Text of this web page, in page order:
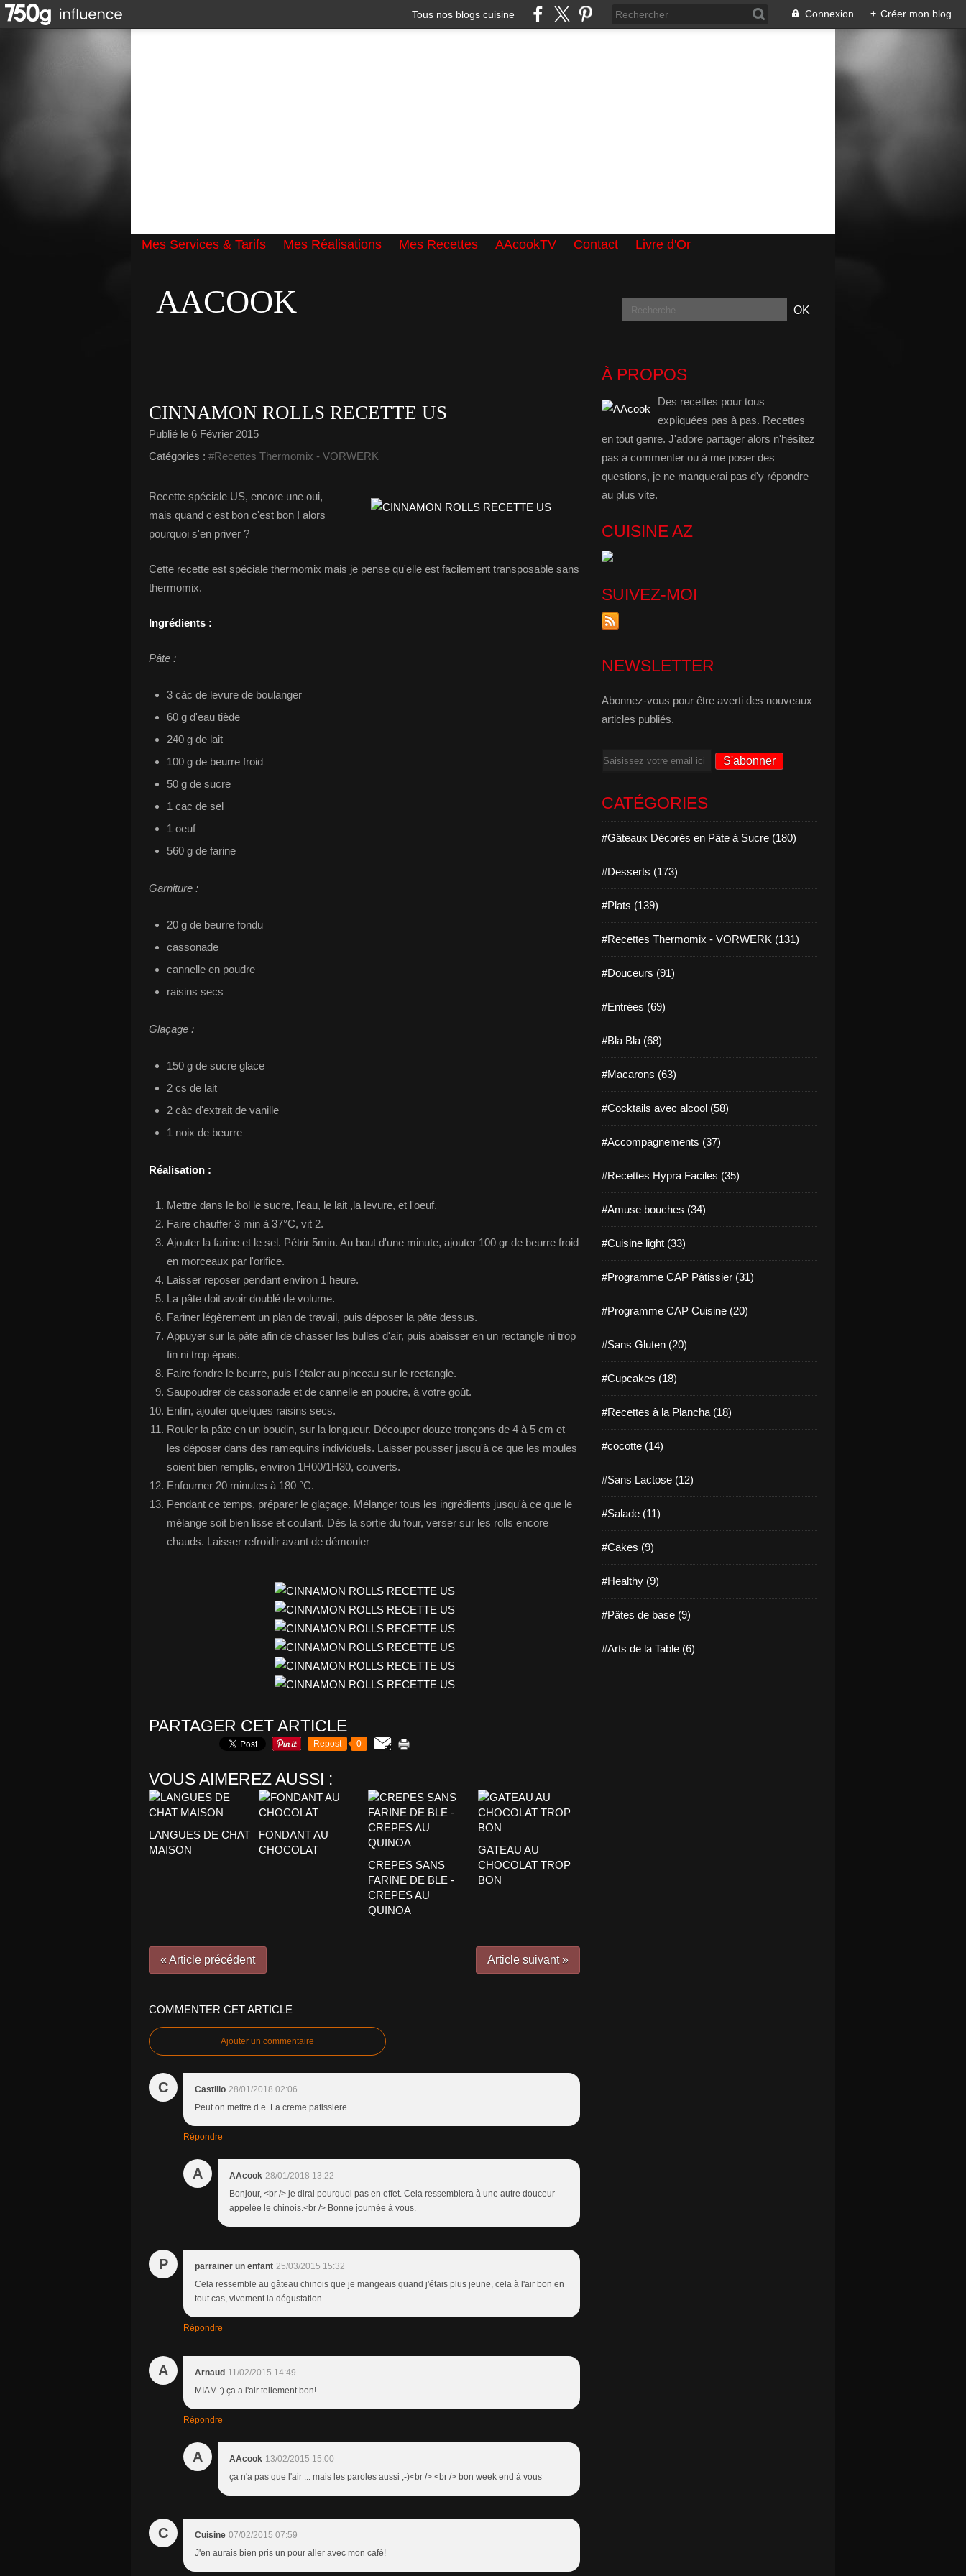
Tous nos blogs cuisine Connexion + Créer mon blog
Mes Services & Tarifs Mes Réalisations Mes Recettes AAcookTV Contact
Livre d'Or
AACOOK
CINNAMON ROLLS RECETTE US
Publié le 6 Février 2015
Catégories : #Recettes Thermomix - VORWERK
Recette spéciale US, encore une oui,
mais quand c'est bon c'est bon ! alors
pourquoi s'en priver ?
Cette recette est spéciale thermomix mais je pense qu'elle est facilement transposable sans
thermomix.
Ingrédients :
Pâte :
3 càc de levure de boulanger
60 g d'eau tiède
240 g de lait
100 g de beurre froid
50 g de sucre
1 cac de sel
1 oeuf
560 g de farine
Garniture :
20 g de beurre fondu
cassonade
cannelle en poudre
raisins secs
Glaçage :
150 g de sucre glace
2 cs de lait
2 càc d'extrait de vanille
1 noix de beurre
Réalisation :
Mettre dans le bol le sucre, l'eau, le lait ,la levure, et l'oeuf.
Faire chauffer 3 min à 37°C, vit 2.
Ajouter la farine et le sel. Pétrir 5min. Au bout d'une minute, ajouter 100 gr de beurre froid
en morceaux par l'orifice.
Laisser reposer pendant environ 1 heure.
La pâte doit avoir doublé de volume.
Fariner légèrement un plan de travail, puis déposer la pâte dessus.
Appuyer sur la pâte afin de chasser les bulles d'air, puis abaisser en un rectangle ni trop
fin ni trop épais.
Faire fondre le beurre, puis l'étaler au pinceau sur le rectangle.
Saupoudrer de cassonade et de cannelle en poudre, à votre goût.
Enfin, ajouter quelques raisins secs.
Rouler la pâte en un boudin, sur la longueur. Découper douze tronçons de 4 à 5 cm et
les déposer dans des ramequins individuels. Laisser pousser jusqu'à ce que les moules
soient bien remplis, environ 1H00/1H30, couverts.
Enfourner 20 minutes à 180 °C.
Pendant ce temps, préparer le glaçage. Mélanger tous les ingrédients jusqu'à ce que le
mélange soit bien lisse et coulant. Dés la sortie du four, verser sur les rolls encore
chauds. Laisser refroidir avant de démouler
PARTAGER CET ARTICLE
Repost 0
VOUS AIMEREZ AUSSI :
LANGUES DE CHAT
MAISON
FONDANT AU
CHOCOLAT
CREPES SANS
FARINE DE BLE -
CREPES AU
QUINOA
GATEAU AU
CHOCOLAT TROP
BON
« Article précédent Article suivant »
COMMENTER CET ARTICLE
Ajouter un commentaire
C Castillo 28/01/2018 02:06
Peut on mettre d e. La creme patissiere
Répondre
A AAcook 28/01/2018 13:22
Bonjour, <br /> je dirai pourquoi pas en effet. Cela ressemblera à une autre douceur
appelée le chinois.<br /> Bonne journée à vous.
P parrainer un enfant 25/03/2015 15:32
Cela ressemble au gâteau chinois que je mangeais quand j'étais plus jeune, cela à l'air bon en
tout cas, vivement la dégustation.
Répondre
A Arnaud 11/02/2015 14:49
MIAM :) ça a l'air tellement bon!
Répondre
A AAcook 13/02/2015 15:00
ça n'a pas que l'air ... mais les paroles aussi ;-)<br /> <br /> bon week end à vous
C Cuisine 07/02/2015 07:59
J'en aurais bien pris un pour aller avec mon café!
À PROPOS
Des recettes pour tous
expliquées pas à pas. Recettes
en tout genre. J'adore partager alors n'hésitez
pas à commenter ou à me poser des
questions, je ne manquerai pas d'y répondre
au plus vite.
CUISINE AZ
SUIVEZ-MOI
NEWSLETTER
Abonnez-vous pour être averti des nouveaux
articles publiés.
Email
CATÉGORIES
#Gâteaux Décorés en Pâte à Sucre (180)
#Desserts (173)
#Plats (139)
#Recettes Thermomix - VORWERK (131)
#Douceurs (91)
#Entrées (69)
#Bla Bla (68)
#Macarons (63)
#Cocktails avec alcool (58)
#Accompagnements (37)
#Recettes Hypra Faciles (35)
#Amuse bouches (34)
#Cuisine light (33)
#Programme CAP Pâtissier (31)
#Programme CAP Cuisine (20)
#Sans Gluten (20)
#Cupcakes (18)
#Recettes à la Plancha (18)
#cocotte (14)
#Sans Lactose (12)
#Salade (11)
#Cakes (9)
#Healthy (9)
#Pâtes de base (9)
#Arts de la Table (6)